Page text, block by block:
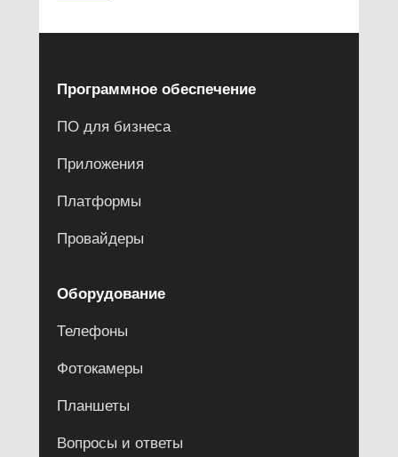
Программное обеспечение
ПО для бизнеса
Приложения
Платформы
Провайдеры
Оборудование
Телефоны
Фотокамеры
Планшеты
Вопросы и ответы